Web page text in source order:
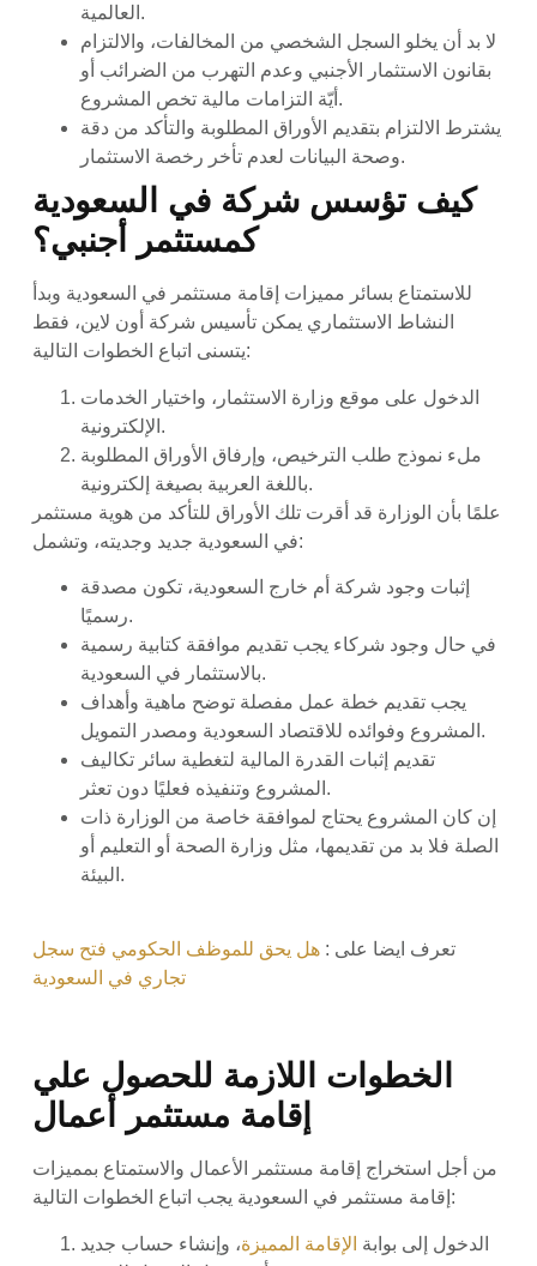
العالمية.
لا بد أن يخلو السجل الشخصي من المخالفات، والالتزام
بقانون الاستثمار الأجنبي وعدم التهرب من الضرائب أو
أيّة التزامات مالية تخص المشروع.
يشترط الالتزام بتقديم الأوراق المطلوبة والتأكد من دقة
وصحة البيانات لعدم تأخر رخصة الاستثمار.
كيف تؤسس شركة في السعودية
كمستثمر أجنبي؟
للاستمتاع بسائر مميزات إقامة مستثمر في السعودية وبدأ
النشاط الاستثماري يمكن تأسيس شركة أون لاين، فقط
يتسنى اتباع الخطوات التالية:
الدخول على موقع وزارة الاستثمار، واختيار الخدمات
الإلكترونية.
ملء نموذج طلب الترخيص، وإرفاق الأوراق المطلوبة
باللغة العربية بصيغة إلكترونية.
علمًا بأن الوزارة قد أقرت تلك الأوراق للتأكد من هوية مستثمر
في السعودية جديد وجديته، وتشمل:
إثبات وجود شركة أم خارج السعودية، تكون مصدقة
رسميًا.
في حال وجود شركاء يجب تقديم موافقة كتابية رسمية
بالاستثمار في السعودية.
يجب تقديم خطة عمل مفصلة توضح ماهية وأهداف
المشروع وفوائده للاقتصاد السعودية ومصدر التمويل.
تقديم إثبات القدرة المالية لتغطية سائر تكاليف
المشروع وتنفيذه فعليًا دون تعثر.
إن كان المشروع يحتاج لموافقة خاصة من الوزارة ذات
الصلة فلا بد من تقديمها، مثل وزارة الصحة أو التعليم أو
البيئة.
تعرف ايضا على : هل يحق للموظف الحكومي فتح سجل
تجاري في السعودية
الخطوات اللازمة للحصول علي
إقامة مستثمر أعمال
من أجل استخراج إقامة مستثمر الأعمال والاستمتاع بمميزات
إقامة مستثمر في السعودية يجب اتباع الخطوات التالية:
الدخول إلى بوابة الإقامة المميزة، وإنشاء حساب جديد